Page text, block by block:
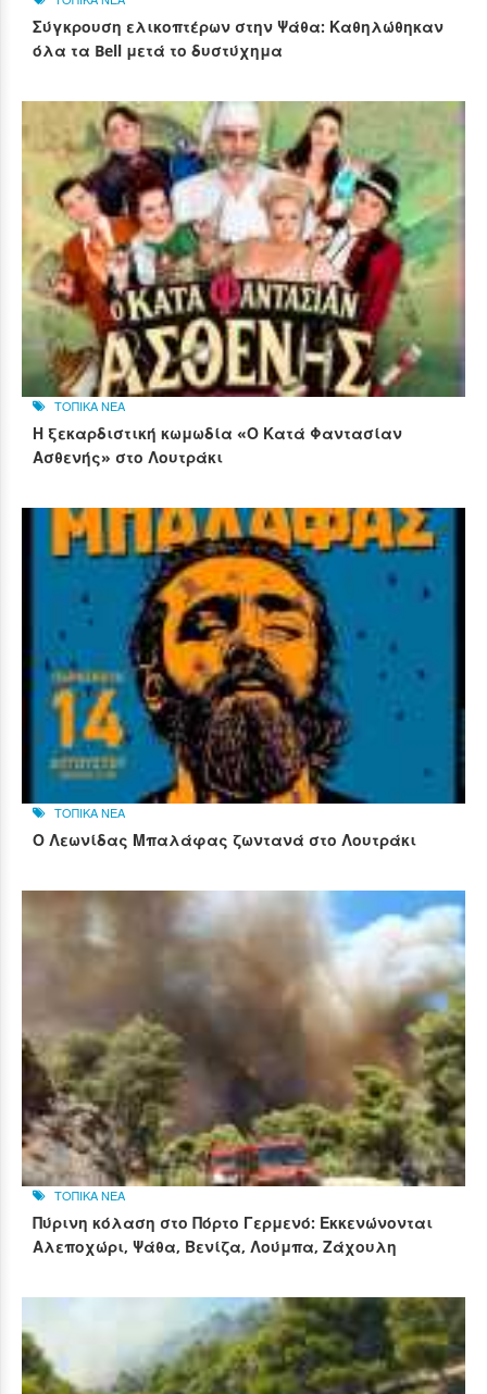
Σύγκρουση ελικοπτέρων στην Ψάθα: Καθηλώθηκαν
όλα τα Bell μετά το δυστύχημα
ΤΟΠΙΚΑ ΝΕΑ
Η ξεκαρδιστική κωμωδία «Ο Κατά Φαντασίαν
Ασθενής» στο Λουτράκι
ΤΟΠΙΚΑ ΝΕΑ
Ο Λεωνίδας Μπαλάφας ζωντανά στο Λουτράκι
ΤΟΠΙΚΑ ΝΕΑ
Πύρινη κόλαση στο Πόρτο Γερμενό: Εκκενώνονται
Αλεποχώρι, Ψάθα, Βενίζα, Λούμπα, Ζάχουλη